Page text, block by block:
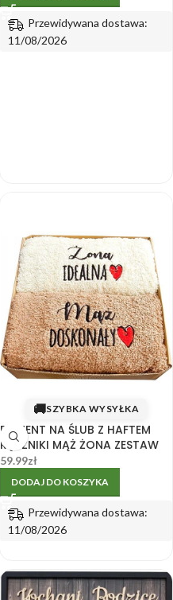
Przewidywana dostawa:
11/08/2026
🚚SZYBKA WYSYŁKA
PREZENT NA ŚLUB Z HAFTEM
RĘCZNIKI MĄŻ ŻONA ZESTAW
59.99zł
DODAJ DO KOSZYKA
Przewidywana dostawa:
11/08/2026